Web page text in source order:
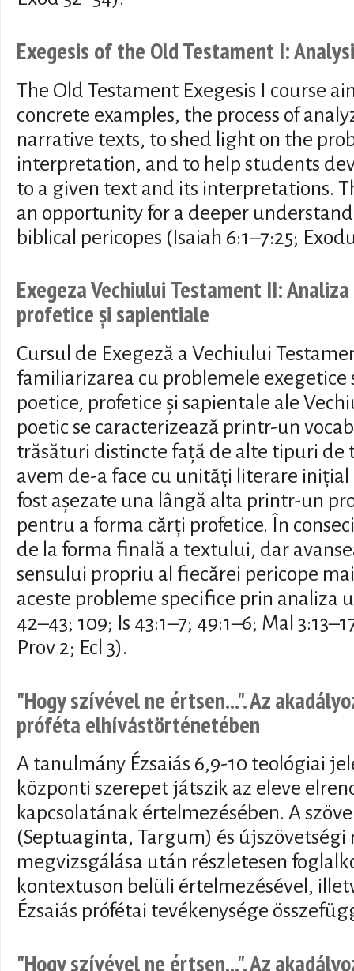
Exegesis of the Old Testament I:
The Old Testament Exegesis I course
concrete examples, the process of
narrative texts, to shed light on the
interpretation, and to help students
to a given text and its interpretations.
an opportunity for a deeper
biblical pericopes (Isaiah 6:1–7:25;
Exegeza Vechiului Testament II:
profetice și sapientiale
Cursul de Exegeză a Vechiului
familiarizarea cu problemele
poetice, profetice și sapientale ale
poetic se caracterizează printr-un
trăsături distincte față de alte tipuri de
avem de-a face cu unități literare
fost așezate una lângă alta printr-un
pentru a forma cărți profetice. În
de la forma finală a textului, dar
sensului propriu al fiecărei pericope
aceste probleme specifice prin analiza
42–43; 109; Is 43:1–7; 49:1–6; Mal
Prov 2; Ecl 3).
"Hogy szívével ne értsen...". Az
próféta elhívástörténetében
A tanulmány Ézsaiás 6,9-10 teológiai
központi szerepet játszik az eleve
kapcsolatának értelmezésében. A
(Septuaginta, Targum) és újszövetségi
megvizsgálása után részletesen
kontextuson belüli értelmezésével,
Ézsaiás prófétai tevékenysége
"Hogy szívével ne értsen...". Az